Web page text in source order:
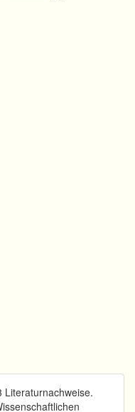
Literaturnachweise.